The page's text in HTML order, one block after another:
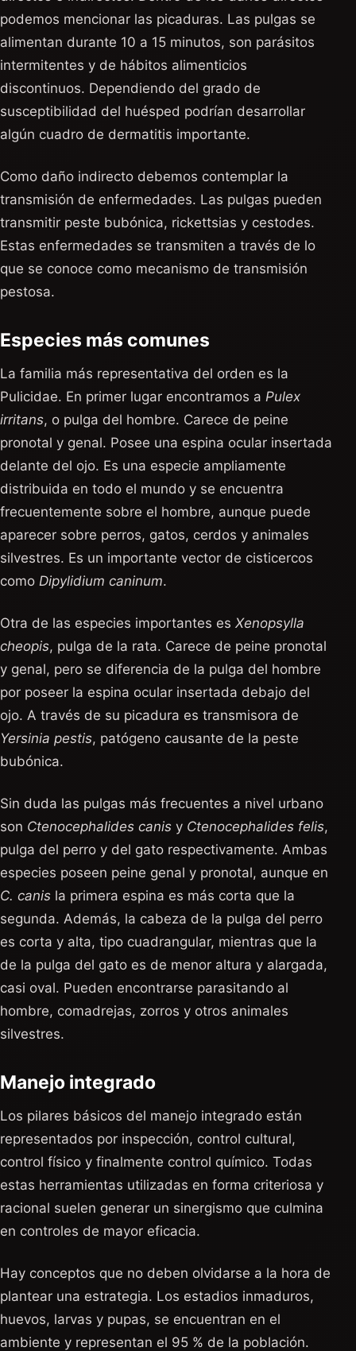
podemos mencionar las picaduras. Las pulgas se
alimentan durante 10 a 15 minutos, son parásitos
intermitentes y de hábitos alimenticios
discontinuos. Dependiendo del grado de
susceptibilidad del huésped podrían desarrollar
algún cuadro de dermatitis importante.
Como daño indirecto debemos contemplar la
transmisión de enfermedades. Las pulgas pueden
transmitir peste bubónica, rickettsias y cestodes.
Estas enfermedades se transmiten a través de lo
que se conoce como mecanismo de transmisión
pestosa.
Especies más comunes
La familia más representativa del orden es la
Pulicidae. En primer lugar encontramos a Pulex
irritans, o pulga del hombre. Carece de peine
pronotal y genal. Posee una espina ocular insertada
delante del ojo. Es una especie ampliamente
distribuida en todo el mundo y se encuentra
frecuentemente sobre el hombre, aunque puede
aparecer sobre perros, gatos, cerdos y animales
silvestres. Es un importante vector de cisticercos
como Dipylidium caninum.
Otra de las especies importantes es Xenopsylla
cheopis, pulga de la rata. Carece de peine pronotal
y genal, pero se diferencia de la pulga del hombre
por poseer la espina ocular insertada debajo del
ojo. A través de su picadura es transmisora de
Yersinia pestis, patógeno causante de la peste
bubónica.
Sin duda las pulgas más frecuentes a nivel urbano
son Ctenocephalides canis y Ctenocephalides felis,
pulga del perro y del gato respectivamente. Ambas
especies poseen peine genal y pronotal, aunque en
C. canis la primera espina es más corta que la
segunda. Además, la cabeza de la pulga del perro
es corta y alta, tipo cuadrangular, mientras que la
de la pulga del gato es de menor altura y alargada,
casi oval. Pueden encontrarse parasitando al
hombre, comadrejas, zorros y otros animales
silvestres.
Manejo integrado
Los pilares básicos del manejo integrado están
representados por inspección, control cultural,
control físico y finalmente control químico. Todas
estas herramientas utilizadas en forma criteriosa y
racional suelen generar un sinergismo que culmina
en controles de mayor eficacia.
Hay conceptos que no deben olvidarse a la hora de
plantear una estrategia. Los estadios inmaduros,
huevos, larvas y pupas, se encuentran en el
ambiente y representan el 95 % de la población.